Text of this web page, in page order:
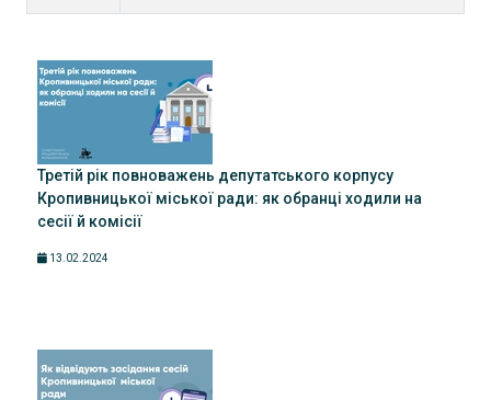
Третій рік повноважень депутатського корпусу
Кропивницької міської ради: як обранці ходили на
сесії й комісії
13.02.2024